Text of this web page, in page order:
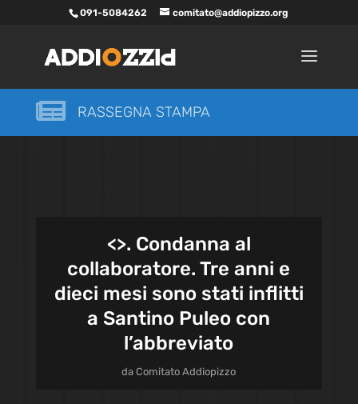
091-5084262 comitato@addiopizzo.org
 RASSEGNA STAMPA
<>. Condanna al
collaboratore. Tre anni e
dieci mesi sono stati inflitti
a Santino Puleo con
l’abbreviato
daComitato Addiopizzo